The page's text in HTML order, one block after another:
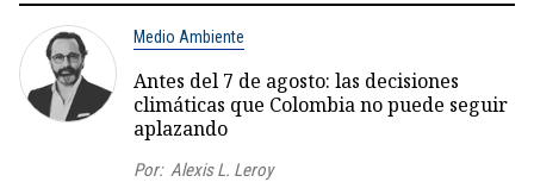
Medio Ambiente
Antes del 7 de agosto: las decisiones
climáticas que Colombia no puede seguir
aplazando
Por: Alexis L. Leroy